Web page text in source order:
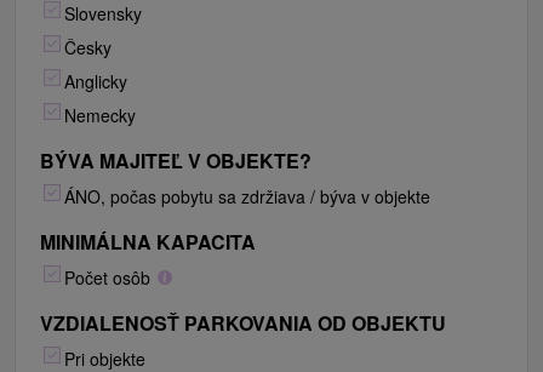
Slovensky
Česky
Anglicky
Nemecky
BÝVA MAJITEĽ V OBJEKTE?
ÁNO, počas pobytu sa zdržiava / býva v objekte
MINIMÁLNA KAPACITA
Počet osôb
VZDIALENOSŤ PARKOVANIA OD OBJEKTU
Pri objekte